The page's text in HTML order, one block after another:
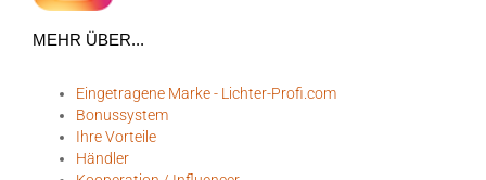
MEHR ÜBER...
Eingetragene Marke - Lichter-Profi.com
Bonussystem
Ihre Vorteile
Händler